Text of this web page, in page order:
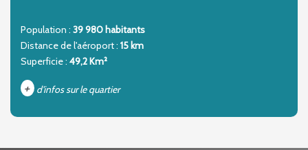
Population : 39 980 habitants
Distance de l'aéroport : 15 km
Superficie : 49,2 Km²
+ d'infos sur le quartier